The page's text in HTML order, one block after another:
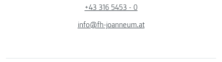
+43 316 5453 - 0
info@fh-joanneum.at